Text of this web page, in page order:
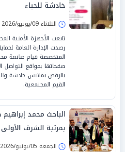
خادشة للحياء
الثلاثاء 09/يونيو/2026 - 01:12 ص
تابعت الأجهزة الأمنية
رصدت الإدارة العامة
المتخصصة قيام صانعة
صفحاتها بمواقع التواصل
بالرقص بملابس خادشة
القيم المجتمعية.
الباحث محمد
بمرتبة الشرف
للمشهد المسرحي
الجمعة 05/يونيو/2026 - 10:25 م